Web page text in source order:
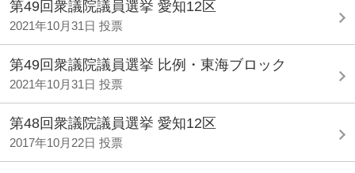
第49回衆議院議員選挙 愛知12区
2021年10月31日 投票
第49回衆議院議員選挙 比例・東海ブロック
2021年10月31日 投票
第48回衆議院議員選挙 愛知12区
2017年10月22日 投票